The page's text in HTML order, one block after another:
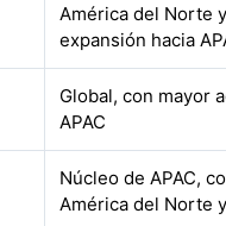
América del Norte
expansión hacia
Global, con mayor
APAC
Núcleo de APAC,
América del Norte